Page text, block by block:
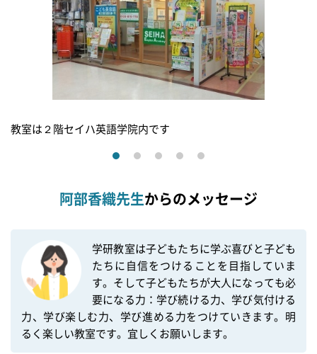
教室は２階セイハ英語学院内です
阿部香織先生からのメッセージ
学研教室は子どもたちに学ぶ喜びと子ども
たちに自信をつけることを目指していま
す。そして子どもたちが大人になっても必
要になる力：学び続ける力、学び気付ける
力、学び楽しむ力、学び進める力をつけていきます。明
るく楽しい教室です。宜しくお願いします。